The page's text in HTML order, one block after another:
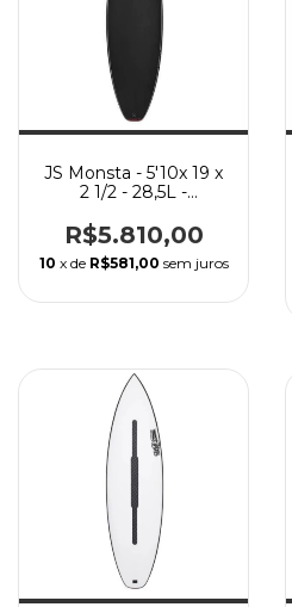
JS Monsta - 5'10x 19 x
2 1/2 - 28,5L -
R$5.810,00
10 x de R$581,00 sem juros